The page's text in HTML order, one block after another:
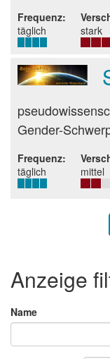
Frequenz
täglich
stark
Beurteilung
Gender-
Frequenz
täglich
mittel
Anzeige
Name